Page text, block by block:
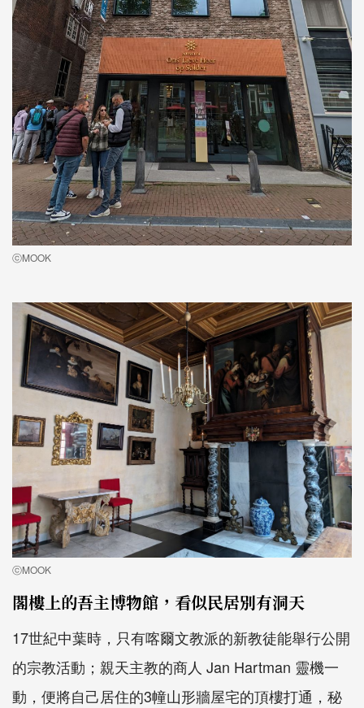
ⓒMOOK
ⓒMOOK
閣樓上的吾主博物館，看似民居別有洞天
17世紀中葉時，只有喀爾文教派的新教徒能舉行公開
的宗教活動；親天主教的商人 Jan Hartman 靈機一
動，便將自己居住的3幢山形牆屋宅的頂樓打通，秘